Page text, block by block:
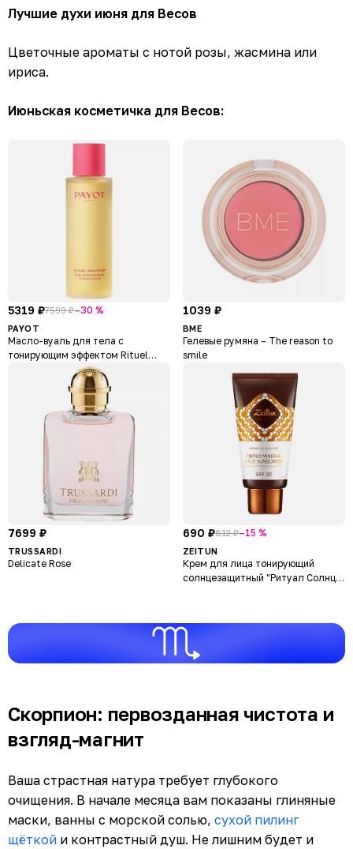
Лучшие духи июня для Весов
Цветочные ароматы с нотой розы, жасмина или
ириса.
Июньская косметичка для Весов:
5319 ₽7599 ₽–30 %
PAYOT
Масло-вуаль для тела с
тонирующим эффектом Rituel
1039 ₽
BME
Гелевые румяна – The reason to
smile
7699 ₽
TRUSSARDI
Delicate Rose
690 ₽812 ₽–15 %
ZEITUN
Крем для лица тонирующий
солнцезащитный "Ритуал Солнца"
Скорпион: первозданная чистота и
взгляд-магнит
Ваша страстная натура требует глубокого
очищения. В начале месяца вам показаны глиняные
маски, ванны с морской солью, сухой пилинг
щёткой и контрастный душ. Не лишним будет и